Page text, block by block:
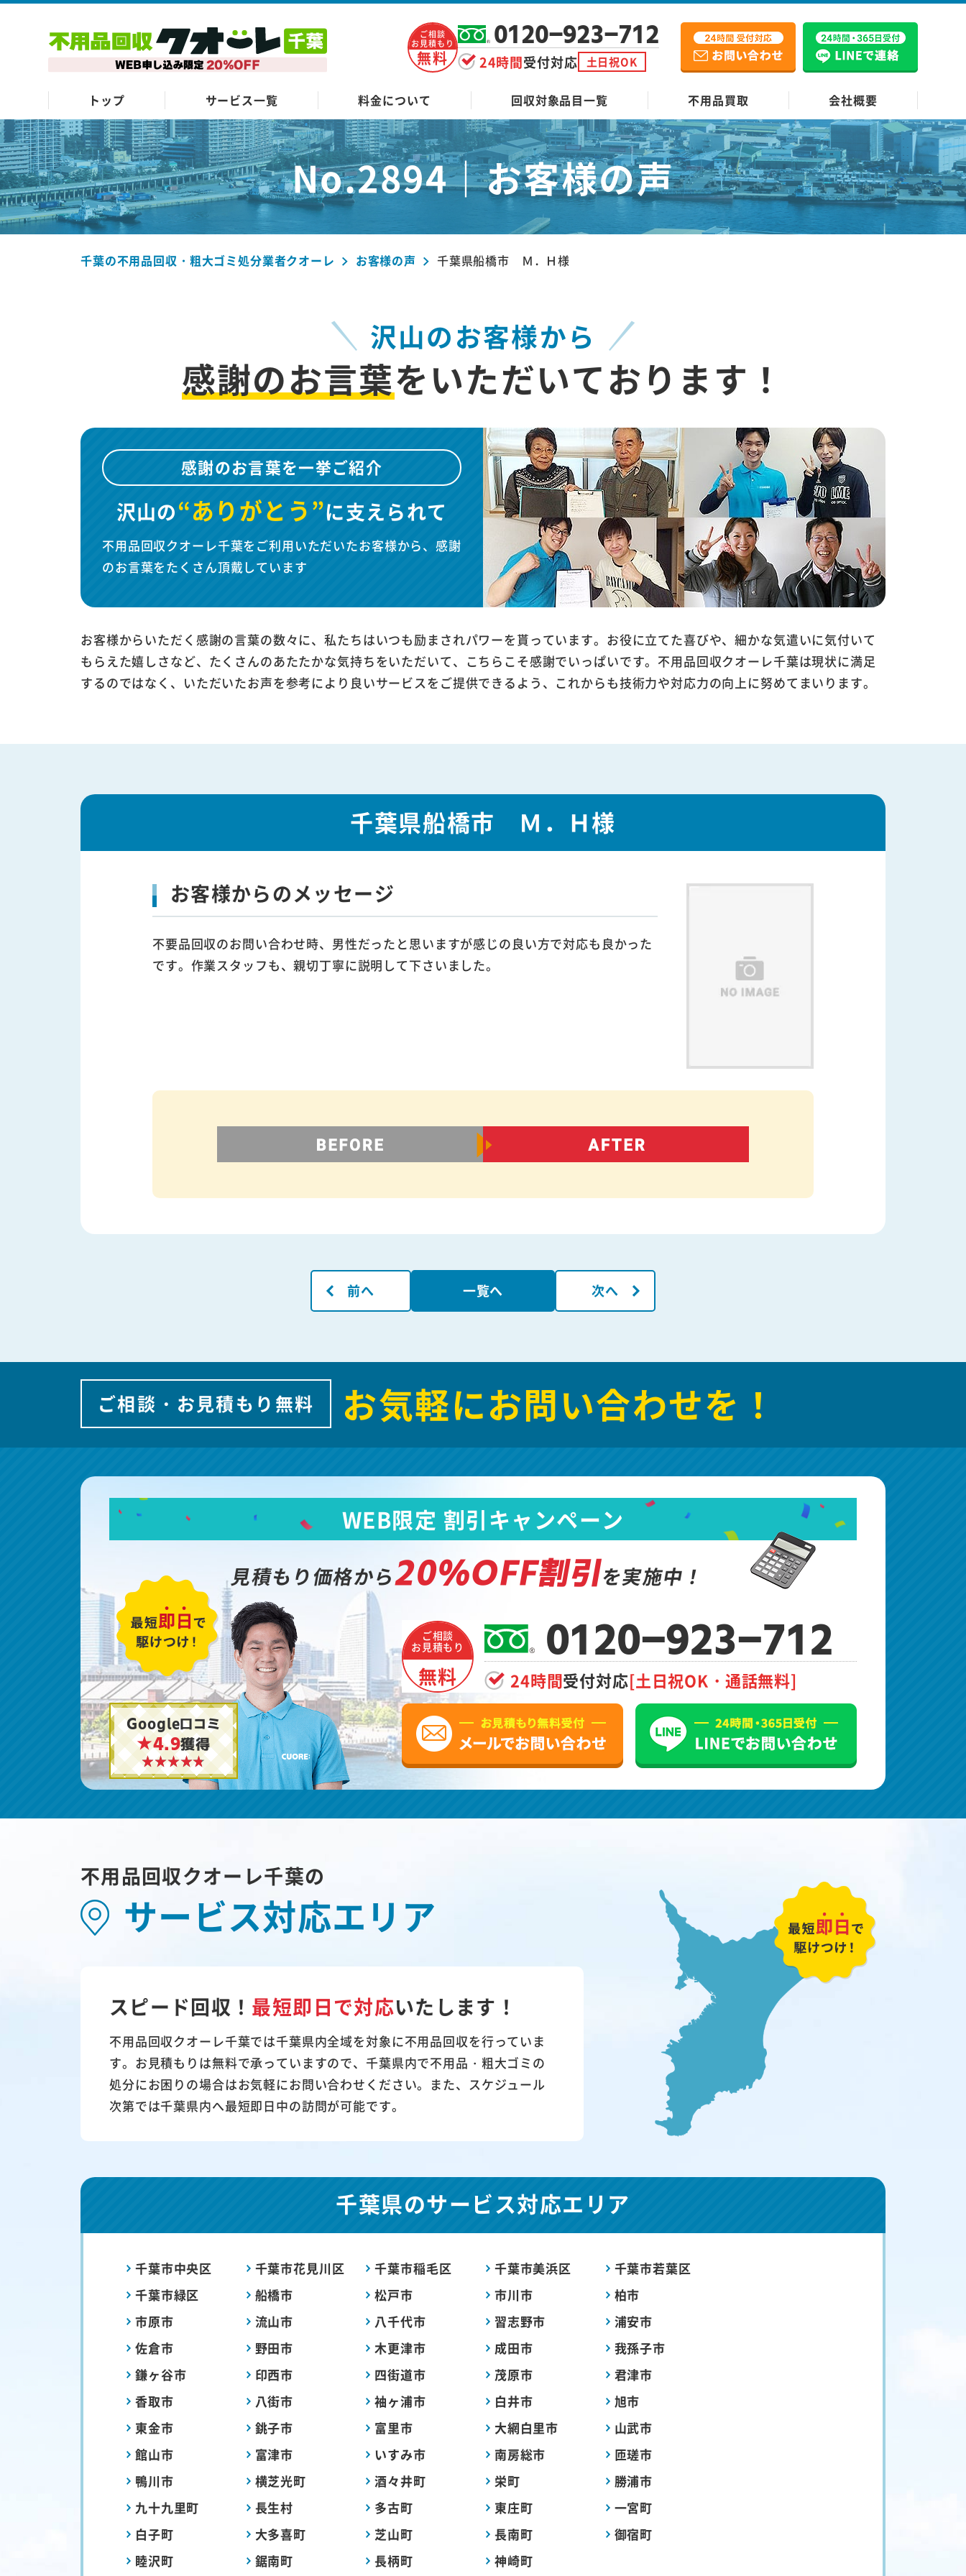
ご相談
お見積もり
無料
0120-923-712
24時間受付対応 土日祝OK
トップ サービス一覧 料金について 回収対象品目一覧 不用品買取 会社概要
No.2894｜お客様の声
千葉の不用品回収・粗大ゴミ処分業者クオーレ お客様の声 千葉県船橋市 Ｍ．Ｈ様
沢山のお客様から
感謝のお言葉をいただいております！
感謝のお言葉を一挙ご紹介
沢山の“ありがとう”に支えられて
不用品回収クオーレ千葉をご利用いただいたお客様から、感謝
のお言葉をたくさん頂戴しています
お客様からいただく感謝の言葉の数々に、私たちはいつも励まされパワーを貰っています。お役に立てた喜びや、細かな気遣いに気付いて
もらえた嬉しさなど、たくさんのあたたかな気持ちをいただいて、こちらこそ感謝でいっぱいです。不用品回収クオーレ千葉は現状に満足
するのではなく、いただいたお声を参考により良いサービスをご提供できるよう、これからも技術力や対応力の向上に努めてまいります。
千葉県船橋市 Ｍ．Ｈ様
お客様からのメッセージ
不要品回収のお問い合わせ時、男性だったと思いますが感じの良い方で対応も良かった
です。作業スタッフも、親切丁寧に説明して下さいました。
前へ 一覧へ 次へ
ご相談・お見積もり無料 お気軽にお問い合わせを！
Google口コミ
★4.9獲得
WEB限定 割引キャンペーン
見積もり価格から20%OFF割引を実施中！
ご相談
お見積もり
無料
0120-923-712
24時間受付対応[土日祝OK・通話無料]
不用品回収クオーレ千葉の
サービス対応エリア
スピード回収！ 最短即日で対応いたします！
不用品回収クオーレ千葉では千葉県内全域を対象に不用品回収を行っていま
す。お見積もりは無料で承っていますので、千葉県内で不用品・粗大ゴミの
処分にお困りの場合はお気軽にお問い合わせください。また、スケジュール
次第では千葉県内へ最短即日中の訪問が可能です。
千葉県のサービス対応エリア
千葉市中央区 千葉市花見川区 千葉市稲毛区 千葉市美浜区
千葉市若葉区
千葉市緑区
船橋市 松戸市 市川市
柏市
市原市
流山市 八千代市 習志野市
浦安市
佐倉市
野田市 木更津市 成田市
我孫子市
鎌ヶ谷市
印西市 四街道市 茂原市
君津市
香取市
八街市 袖ヶ浦市 白井市
旭市
東金市
銚子市 富里市 大網白里市
山武市
館山市
富津市 いすみ市 南房総市
匝瑳市
鴨川市
横芝光町 酒々井町 栄町
勝浦市
九十九里町
長生村 多古町 東庄町
一宮町
白子町
大多喜町 芝山町 長南町
御宿町
睦沢町
鋸南町 長柄町 神崎町